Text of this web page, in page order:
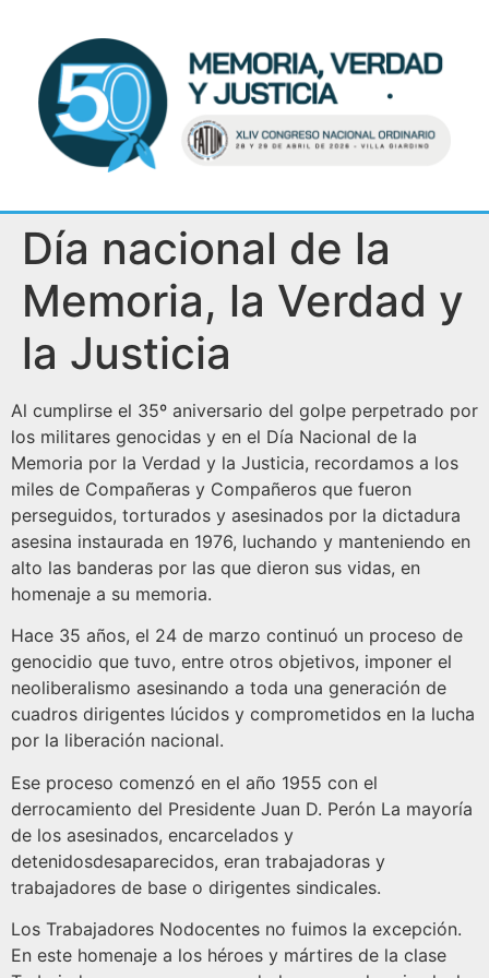
Día nacional de la
Memoria, la Verdad y
la Justicia
Al cumplirse el 35º aniversario del golpe perpetrado por
los militares genocidas y en el Día Nacional de la
Memoria por la Verdad y la Justicia, recordamos a los
miles de Compañeras y Compañeros que fueron
perseguidos, torturados y asesinados por la dictadura
asesina instaurada en 1976, luchando y manteniendo en
alto las banderas por las que dieron sus vidas, en
homenaje a su memoria.
Hace 35 años, el 24 de marzo continuó un proceso de
genocidio que tuvo, entre otros objetivos, imponer el
neoliberalismo asesinando a toda una generación de
cuadros dirigentes lúcidos y comprometidos en la lucha
por la liberación nacional.
Ese proceso comenzó en el año 1955 con el
derrocamiento del Presidente Juan D. Perón La mayoría
de los asesinados, encarcelados y
detenidosdesaparecidos, eran trabajadoras y
trabajadores de base o dirigentes sindicales.
Los Trabajadores Nodocentes no fuimos la excepción.
En este homenaje a los héroes y mártires de la clase